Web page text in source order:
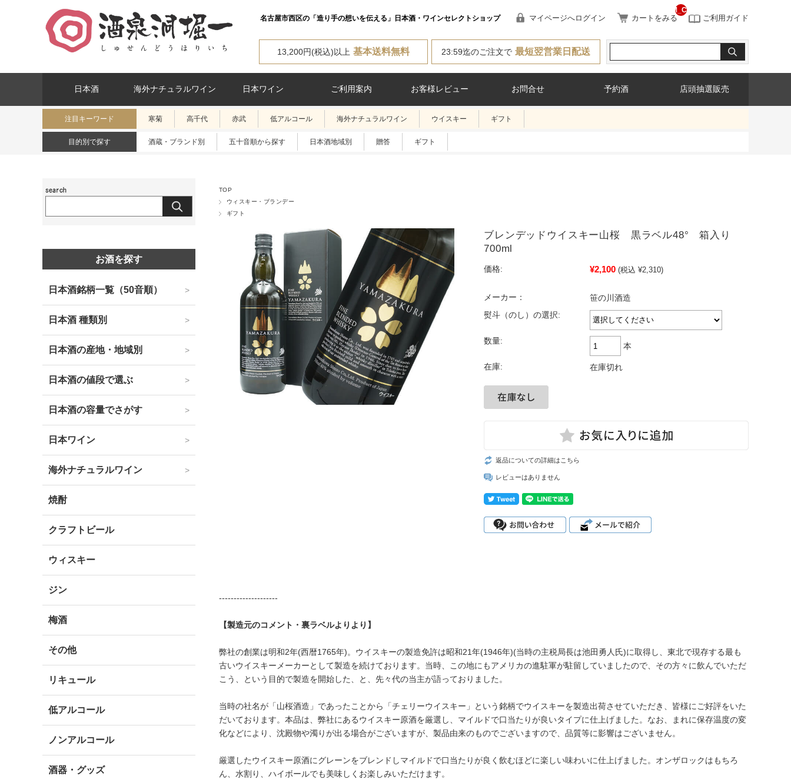
名古屋市西区の「造り手の想いを伝える」日本酒・ワインセレクトショップ マイページへログイン カートをみる
__ITM_CNT__
ご利用ガイド
13,200円(税込)以上 基本送料無料 23:59迄のご注文で 最短翌営業日配送
日本酒 海外ナチュラルワイン 日本ワイン ご利用案内 お客様レビュー お問合せ 予約酒 店頭抽選販売
注目キーワード 寒菊 高千代 赤武 低アルコール 海外ナチュラルワイン ウイスキー ギフト
目的別で探す 酒蔵・ブランド別 五十音順から探す 日本酒地域別 贈答 ギフト
TOP
ウィスキー・ブランデー
ギフト
ブレンデッドウイスキー山桜 黒ラベル48° 箱入り
700ml
価格: ¥2,100 (税込 ¥2,310)
メーカー：
笹の川酒造
熨斗（のし）の選択:
数量:
本
在庫: 在庫切れ
返品についての詳細はこちら
レビューはありません
--------------------
【製造元のコメント・裏ラベルよりより】
弊社の創業は明和2年(西暦1765年)。ウイスキーの製造免許は昭和21年(1946年)(当時の主税局長は池田勇人氏)に取得し、東北で現存する最も
古いウイスキーメーカーとして製造を続けております。当時、この地にもアメリカの進駐軍が駐留していましたので、その方々に飲んでいただ
こう、という目的で製造を開始した、と、先々代の当主が語っておりました。
当時の社名が「山桜酒造」であったことから「チェリーウイスキー」という銘柄でウイスキーを製造出荷させていただき、皆様にご好評をいた
だいております。本品は、弊社にあるウイスキー原酒を厳選し、マイルドで口当たりが良いタイプに仕上げました。なお、まれに保存温度の変
化などにより、沈殿物や濁りが出る場合がございますが、製品由来のものでございますので、品質等に影響はございません。
厳選したウイスキー原酒にグレーンをブレンドしマイルドで口当たりが良く飲むほどに楽しい味わいに仕上げました。オンザロックはもちろ
ん、水割り、ハイボールでも美味しくお楽しみいただけます。
お酒を探す
日本酒銘柄一覧（50音順）
日本酒 種類別
日本酒の産地・地域別
日本酒の値段で選ぶ
日本酒の容量でさがす
日本ワイン
海外ナチュラルワイン
焼酎
クラフトビール
ウィスキー
ジン
梅酒
その他
リキュール
低アルコール
ノンアルコール
酒器・グッズ